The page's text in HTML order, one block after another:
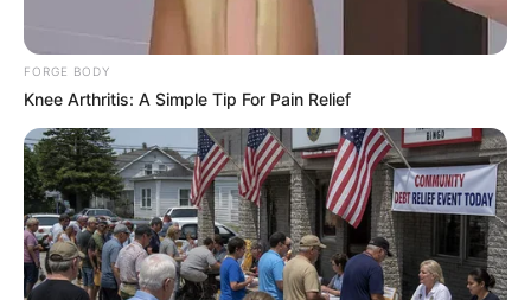
Once Criticized For Her Figure, Now She's Turning
Heads
BRAINBERRIES
FORGE BODY
Knee Arthritis: A Simple Tip For Pain Relief